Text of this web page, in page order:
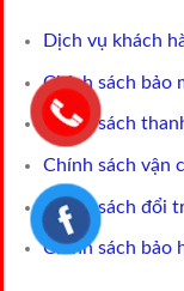
Dịch vụ khách
Chính sách bảo
Chính sách
Chính sách vận
Chính sách đổi
Chính sách bảo